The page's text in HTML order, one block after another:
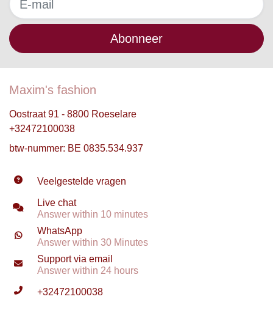
Abonneer
Maxim's fashion
Oostraat 91 - 8800 Roeselare
+32472100038
btw-nummer: BE 0835.534.937
Veelgestelde vragen
Live chat
Answer within 10 minutes
WhatsApp
Answer within 30 Minutes
Support via email
Answer within 24 hours
+32472100038